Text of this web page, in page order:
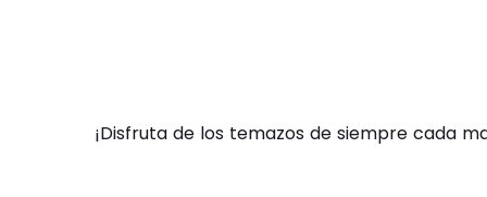
¡Disfruta de los temazos de siempre cada